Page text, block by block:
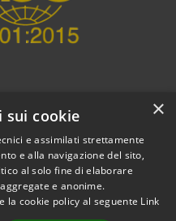
LinkedInTelegram
Copyright © 2026 • Emergenza
Sordi APS • Powered by
×
sui cookie
e assimilati strettamente
e alla navigazione del sito,
al solo fine di elaborare
e anonime.
la cookie policy al seguente Link